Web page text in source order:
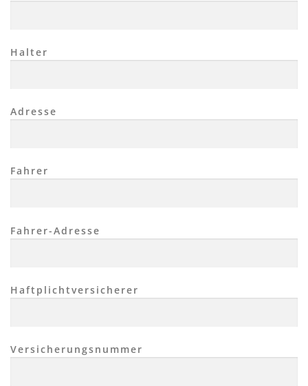
Halter
Adresse
Fahrer
Fahrer-Adresse
Haftplichtversicherer
Versicherungsnummer